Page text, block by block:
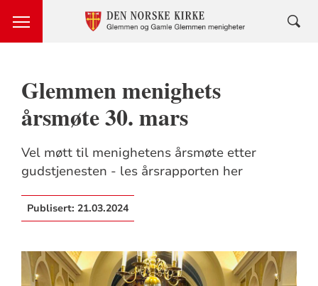
Glemmen menighets
årsmøte 30. mars
Vel møtt til menighetens årsmøte etter
gudstjenesten - les årsrapporten her
Publisert: 21.03.2024